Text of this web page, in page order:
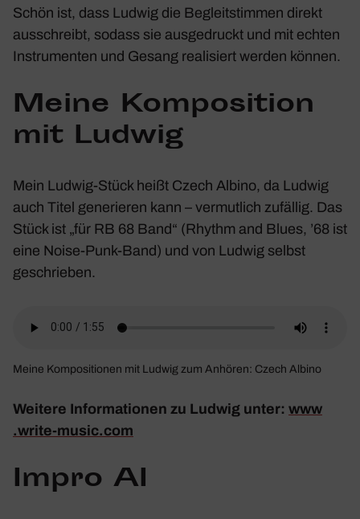
Schön ist, dass Ludwig die Begleit­stimmen direkt
ausschreibt, sodass sie ausge­druckt und mit echten
Instru­menten und Gesang reali­siert werden können.
Meine Kompo­si­tion
mit Ludwig
Mein Ludwig-Stück heißt Czech Albino, da Ludwig
auch Titel gene­rieren kann – vermut­lich zufällig. Das
Stück ist „für RB 68 Band“ (Rhythm and Blues, ’68 ist
eine Noise-Punk-Band) und von Ludwig selbst
geschrieben.
Meine Kompo­si­tionen mit Ludwig zum Anhören: Czech Albino
Weitere Infor­ma­tionen zu Ludwig unter: www​
.write​-music​.com
Impro AI